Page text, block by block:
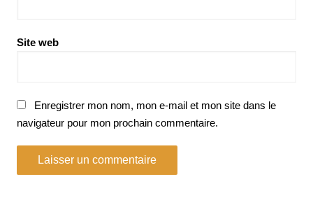
Site web
Enregistrer mon nom, mon e-mail et mon site dans le
navigateur pour mon prochain commentaire.